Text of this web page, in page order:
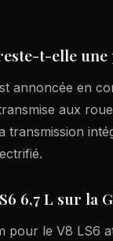
t-elle
annoncée en
aux
6,7 L sur la
pour le V8 LS6